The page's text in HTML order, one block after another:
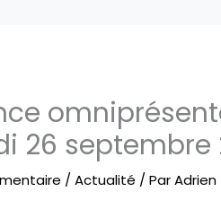
26 septembre
/Actualité / ParAdrien